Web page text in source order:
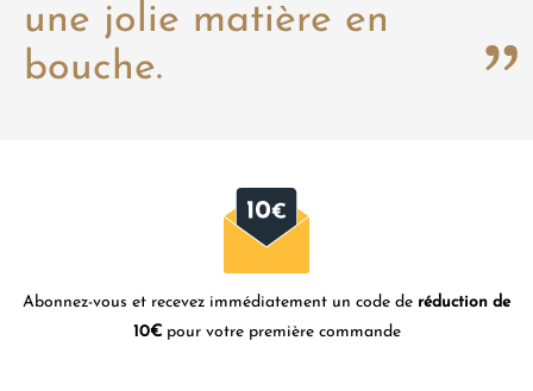
une jolie matière en
bouche.
Abonnez-vous et recevez immédiatement un code de réduction de
10€ pour votre première commande